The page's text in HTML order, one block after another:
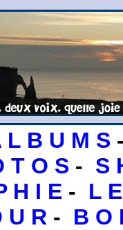
L B U M S
T O S - S
H I E - L
U R - B O